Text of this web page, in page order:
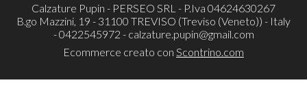
Calzature Pupin - PERSEO SRL - P.Iva 04624630267
B.go Mazzini, 19 - 31100 TREVISO (Treviso (Veneto)) - Italy
- 0422545972 - calzature.pupin@gmail.com
Ecommerce creato con Scontrino.com